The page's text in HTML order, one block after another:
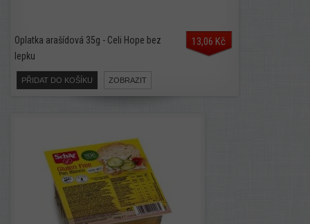
Oplatka arašídová 35g - Celi Hope bez
lepku
13,06 Kč
PŘIDAT DO KOŠÍKU ZOBRAZIT